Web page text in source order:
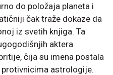
do položaja planeta i
čak traže dokaze da
iz svetih knjiga. Ta
aktera
čija su imena postala
astrologije.